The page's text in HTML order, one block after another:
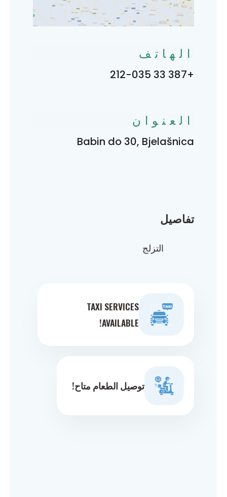
تفاصيل
التزلج
TAXI SERVICES
AVAILABLE!
توصيل الطعام متاح!
الهاتف
+387 33 212-035
العنوان
Babin do 30, Bjelašnica